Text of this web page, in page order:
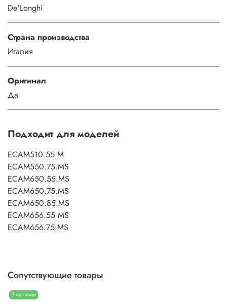
De'Longhi
Страна производства
Италия
Оригинал
Да
Подходит для моделей
ECAM510.55.M
ECAM550.75.MS
ECAM650.55.MS
ECAM650.75.MS
ECAM650.85.MS
ECAM656.55 MS
ECAM656.75 MS
Сопутствующие товары
В наличии